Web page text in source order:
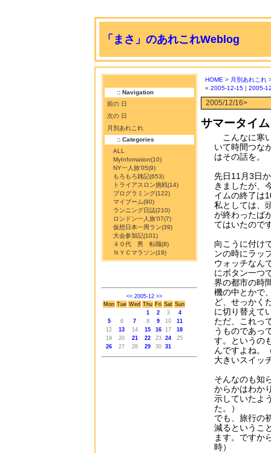
「まさ」のあれこれWeblog
:: Navigation
前の 日
次の 日
月別あれこれ
:: Categories
ALL
MyInfomation(10)
NY一人旅'05(9)
もろもろ雑記(653)
トライアスロン挑戦(14)
プログラミング(122)
マイブーム(90)
ランニング日誌(210)
ロンドン一人旅'07(7)
仮想日本一周ラン(39)
大会参加記(101)
４０代 男 転職(8)
ＮＹＣマラソン(19)
<< 2005-12 >>
Mon Tue Wed Thu Fri Sat Sun
1
2 3
4
5
6 7 8 9 10
11
12
13 14 15 16 17
18
19
20 21 22 23 24
25
26
27 28 29 30 31
HOME > 月別あれこれ
« 2005-12-15 | 2005-
2005/12/16>
サマータイム
こんなに寒
いて時間つな
はその話を。
先日11月3日
きましたが、
イムの終了は
私としては、
が終わったば
てはいたので
向こうに付け
ンの時にラッ
ウォッチなん
にボタン一つ
界の都市の時
機の中とかで
ど、せっかく
に切り替えて
ただ、これっ
うものであっ
す。というの
んですよね。
大きいスイッ
そんなのも知
からかはわか
示していたよ
た。）
でも、旅行の
減るというこ
ます。ですか
時）